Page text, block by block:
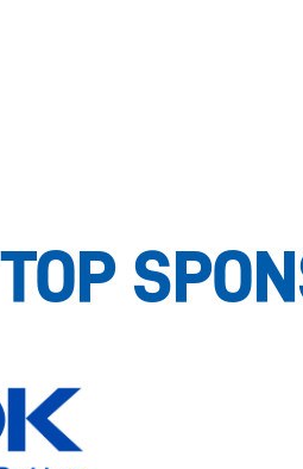
TOP